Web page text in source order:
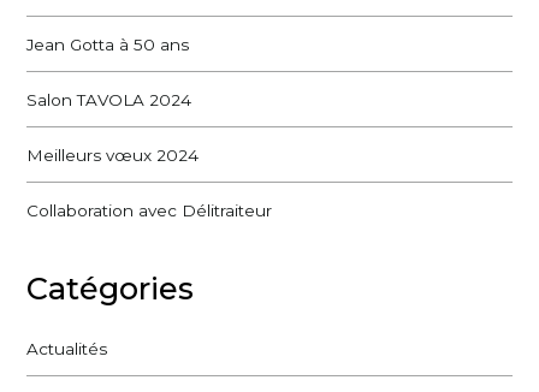
Jean Gotta à 50 ans
Salon TAVOLA 2024
Meilleurs vœux 2024
Collaboration avec Délitraiteur
Catégories
Actualités